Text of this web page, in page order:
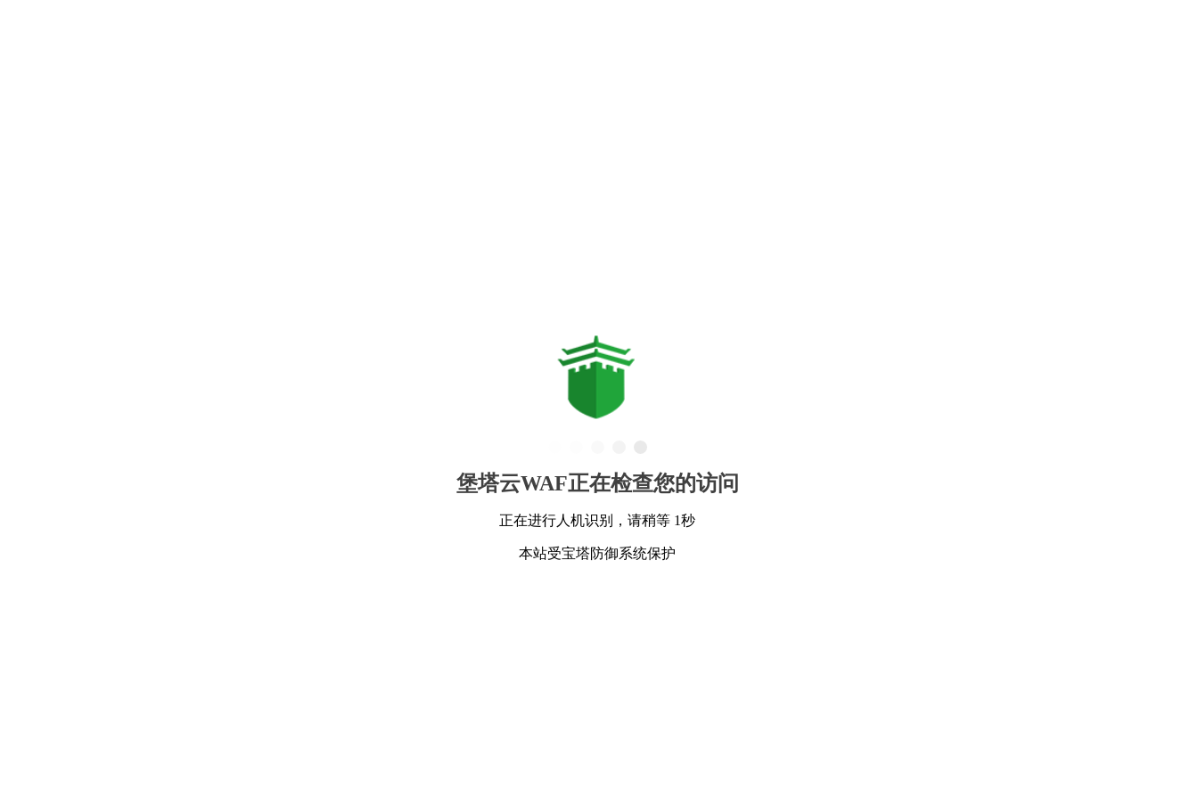
堡塔云WAF正在检查您的访问
正在进行人机识别，请稍等 1秒
本站受宝塔防御系统保护